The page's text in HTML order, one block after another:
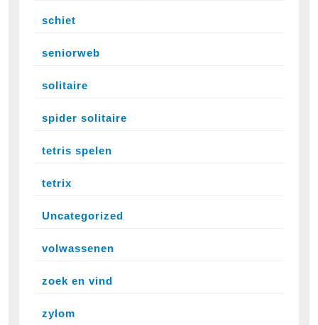
schiet
seniorweb
solitaire
spider solitaire
tetris spelen
tetrix
Uncategorized
volwassenen
zoek en vind
zylom